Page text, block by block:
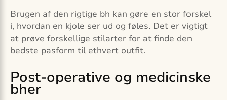
Brugen af den rigtige bh kan gøre en stor forskel
i, hvordan en kjole ser ud og føles. Det er vigtigt
at prøve forskellige stilarter for at finde den
bedste pasform til ethvert outfit.
Post-operative og medicinske
bher